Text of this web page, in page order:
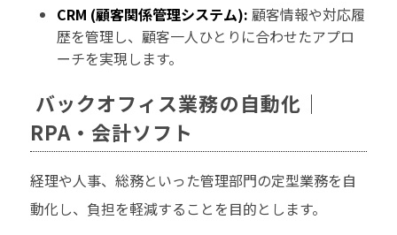
CRM (顧客関係管理システム): 顧客情報や対応履
歴を管理し、顧客一人ひとりに合わせたアプロ
ーチを実現します。
バックオフィス業務の自動化｜
RPA・会計ソフト
経理や人事、総務といった管理部門の定型業務を自
動化し、負担を軽減することを目的とします。